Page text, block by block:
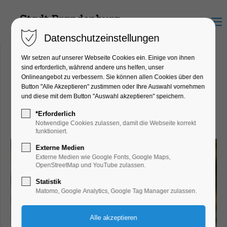
Menu
Ausgewilderte Waldmöpse
"Ein Leben ohne Mops ist
möglich, aber sinnlos."
Datenschutzeinstellungen
Wir setzen auf unserer Webseite Cookies ein. Einige von ihnen
sind erforderlich, während andere uns helfen, unser
Onlineangebot zu verbessern. Sie können allen Cookies über den
Button "Alle Akzeptieren" zustimmen oder Ihre Auswahl vornehmen
und diese mit dem Button "Auswahl akzeptieren" speichern.
*Erforderlich
Notwendige Cookies zulassen, damit die Webseite korrekt
funktioniert.
Externe Medien
Externe Medien wie Google Fonts, Google Maps,
OpenStreetMap und YouTube zulassen.
Statistik
Matomo, Google Analytics, Google Tag Manager zulassen.